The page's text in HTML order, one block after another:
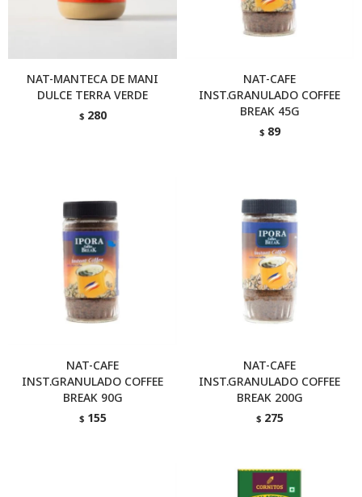
NAT-MANTECA DE MANI
DULCE TERRA VERDE
$ 280
NAT-CAFE
INST.GRANULADO COFFEE
BREAK 45G
$ 89
NAT-CAFE
INST.GRANULADO COFFEE
BREAK 90G
$ 155
NAT-CAFE
INST.GRANULADO COFFEE
BREAK 200G
$ 275